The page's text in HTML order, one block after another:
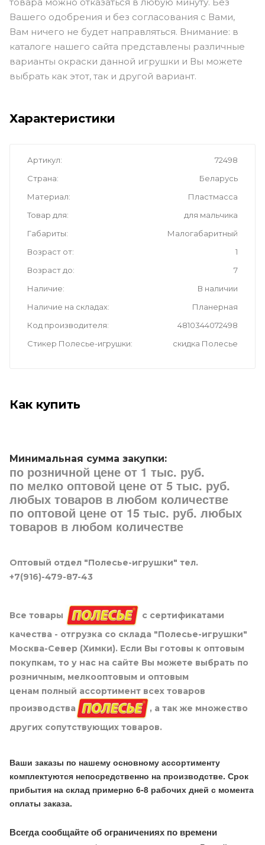
Вашего одобрения и без согласования с Вами,
Вам ничего не будет направляться. Внимание: в
каталоге нашего сайта представлены различные
варианты окраски данной игрушки и Вы можете
выбрать как этот, так и другой вариант.
Характеристики
Артикул
72498
Страна
Беларусь
Материал
Пластмасса
Товар для
для мальчика
Габариты
Малогабаритный
Возраст от
1
Возраст до
7
Наличие
В наличии
Наличие на складах
Планерная
Код производителя
4810344072498
Стикер Полесье-игрушки
скидка Полесье
Как купить
Минимальная сумма закупки:
по розничной цене от 1 тыс. руб.
по мелко оптовой цене от 5 тыс. руб.
любых товаров в любом количестве
по оптовой цене от 15 тыс. руб. любых
товаров в любом количестве
Оптовый отдел "Полесье-игрушки" тел.
+7(916)-479-87-43
Все товары
с сертификатами
качества - отгрузка со склада "Полесье-игрушки"
Москва-Север (Химки). Если Вы готовы к оптовым
покупкам, то у нас на сайте Вы можете выбрать по
розничным, мелкооптовым и оптовым
ценам полный ассортимент всех товаров
производства
, а так же множество
других сопутствующих товаров.
Ваши заказы по нашему основному ассортименту
комплектуются непосредственно на производстве. Срок
прибытия на склад примерно 6-8 рабочих дней с момента
оплаты заказа.
Всегда сообщайте об ограничениях по времени